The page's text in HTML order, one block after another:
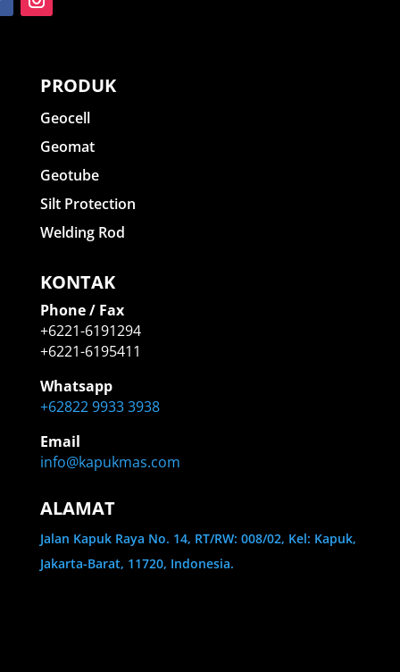
PRODUK
Geocell
Geomat
Geotube
Silt Protection
Welding Rod
KONTAK
Phone / Fax
+6221-6191294
+6221-6195411
Whatsapp
+62822 9933 3938
Email
info@kapukmas.com
ALAMAT
Jalan Kapuk Raya No. 14, RT/RW: 008/02, Kel: Kapuk,
Jakarta-Barat, 11720, Indonesia.